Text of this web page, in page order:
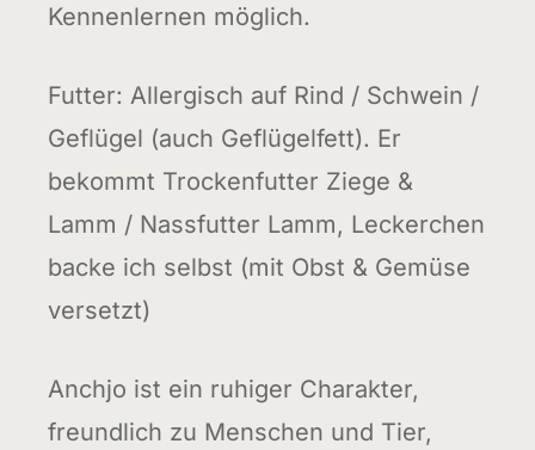
Kennenlernen möglich.
Futter: Allergisch auf Rind / Schwein /
Geflügel (auch Geflügelfett). Er
bekommt Trockenfutter Ziege &
Lamm / Nassfutter Lamm, Leckerchen
backe ich selbst (mit Obst & Gemüse
versetzt)
Anchjo ist ein ruhiger Charakter,
freundlich zu Menschen und Tier,